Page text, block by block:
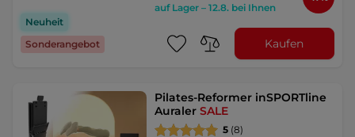
Neuheit
Sonderangebot
auf Lager – 12.8. bei Ihnen
Kaufen
Pilates-Reformer inSPORTline
AuralerSALE
5 (8)